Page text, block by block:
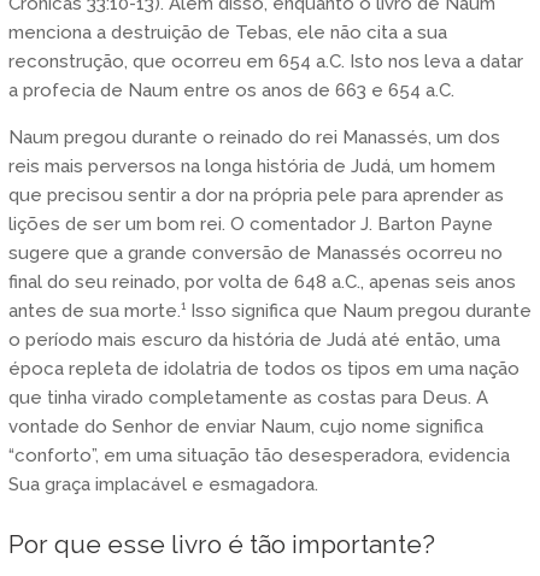
menciona a destruição de Tebas, ele não cita a sua
reconstrução, que ocorreu em 654 a.C. Isto nos leva a datar
a profecia de Naum entre os anos de 663 e 654 a.C.
Naum pregou durante o reinado do rei Manassés, um dos
reis mais perversos na longa história de Judá, um homem
que precisou sentir a dor na própria pele para aprender as
lições de ser um bom rei. O comentador J. Barton Payne
sugere que a grande conversão de Manassés ocorreu no
final do seu reinado, por volta de 648 a.C., apenas seis anos
antes de sua morte.¹ Isso significa que Naum pregou durante
o período mais escuro da história de Judá até então, uma
época repleta de idolatria de todos os tipos em uma nação
que tinha virado completamente as costas para Deus. A
vontade do Senhor de enviar Naum, cujo nome significa
“conforto”, em uma situação tão desesperadora, evidencia
Sua graça implacável e esmagadora.
Por que esse livro é tão importante?